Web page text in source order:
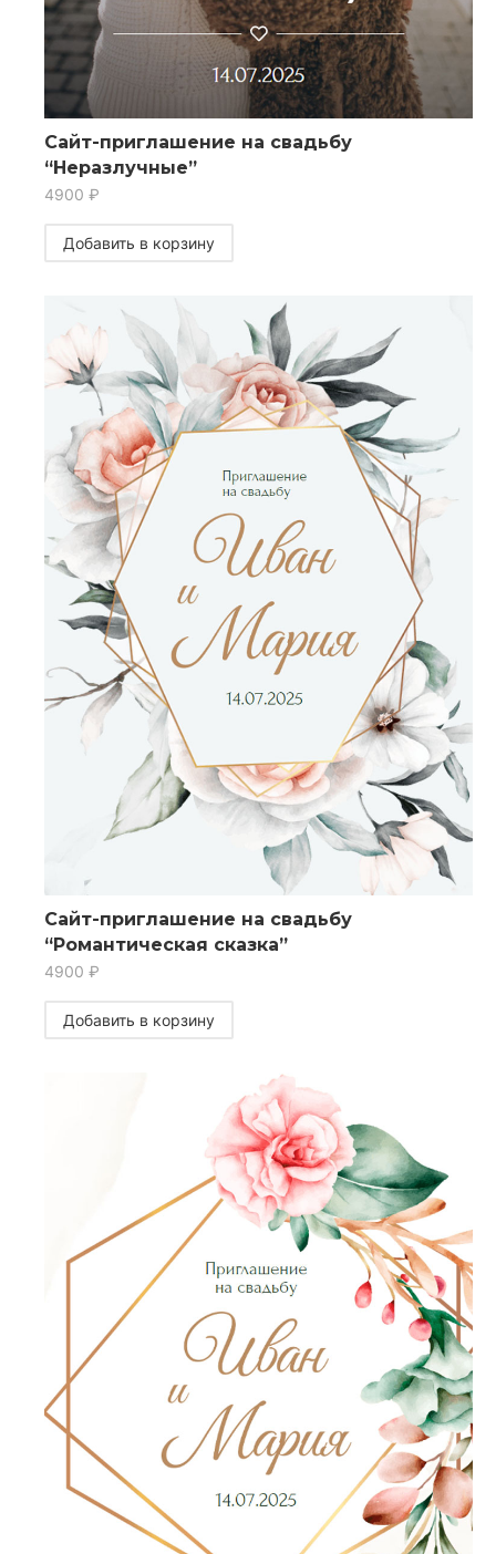
Сайт-приглашение на свадьбу
“Неразлучные”
4900 ₽
Добавить в корзину
Сайт-приглашение на свадьбу
“Романтическая сказка”
4900 ₽
Добавить в корзину